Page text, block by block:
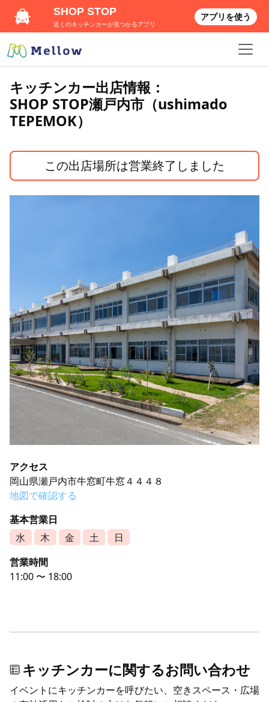
キッチンカー出店情報：
SHOP STOP瀬戸内市（ushimado
TEPEMOK）
この出店場所は営業終了しました
アクセス
岡山県瀬戸内市牛窓町牛窓４４４８
地図で確認する
基本営業日
水
木 金 土
日
営業時間
11:00 〜 18:00
キッチンカーに関するお問い合わせ
イベントにキッチンカーを呼びたい、空きスペース・広場
SHOP STOP
近くのキッチンカーが見つかるアプリ
アプリを使う